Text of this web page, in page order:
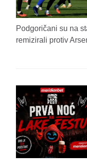
Podgoričani su na
remizirali protiv